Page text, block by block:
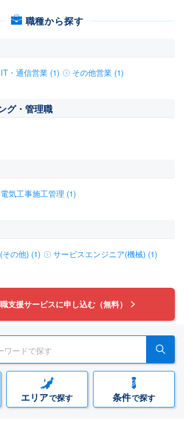
職種から探す
IT・通信営業 (1) その他営業 (1)
グ・管理職
電気工事施工管理 (1)
の他) (1) サービスエンジニア(機械) (1)
支援サービスに申し込む（無料）
エリアで探す 条件で探す